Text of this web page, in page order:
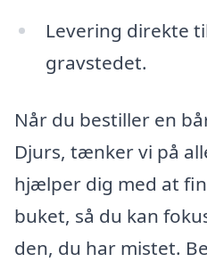
Levering direkte
gravstedet.
Når du bestiller en
Djurs, tænker vi på
hjælper dig med at
buket, så du kan
den, du har mistet.